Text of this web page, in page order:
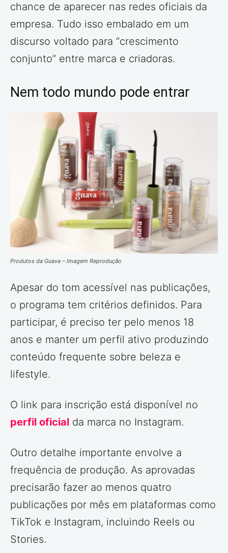
chance de aparecer nas redes oficiais da
empresa. Tudo isso embalado em um
discurso voltado para “crescimento
conjunto” entre marca e criadoras.
Nem todo mundo pode entrar
Produtos da Guava – Imagem Reprodução
Apesar do tom acessível nas publicações,
o programa tem critérios definidos. Para
participar, é preciso ter pelo menos 18
anos e manter um perfil ativo produzindo
conteúdo frequente sobre beleza e
lifestyle.
O link para inscrição está disponível no
perfil oficial da marca no Instagram.
Outro detalhe importante envolve a
frequência de produção. As aprovadas
precisarão fazer ao menos quatro
publicações por mês em plataformas como
TikTok e Instagram, incluindo Reels ou
Stories.